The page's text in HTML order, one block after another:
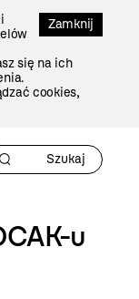
Zamknij
się na ich
cookies,
u